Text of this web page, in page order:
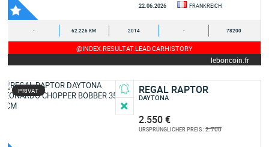
22.06.2026 FRANKREICH
- 62.226 KM 2014 - 78200
@INDEX.RESULTAT.LEAD.CARHISTORY
leboncoin.fr
PRIVAT REGAL RAPTOR
DAYTONA
2.550 €
URSPRÜNGLICHER PREIS :2.700